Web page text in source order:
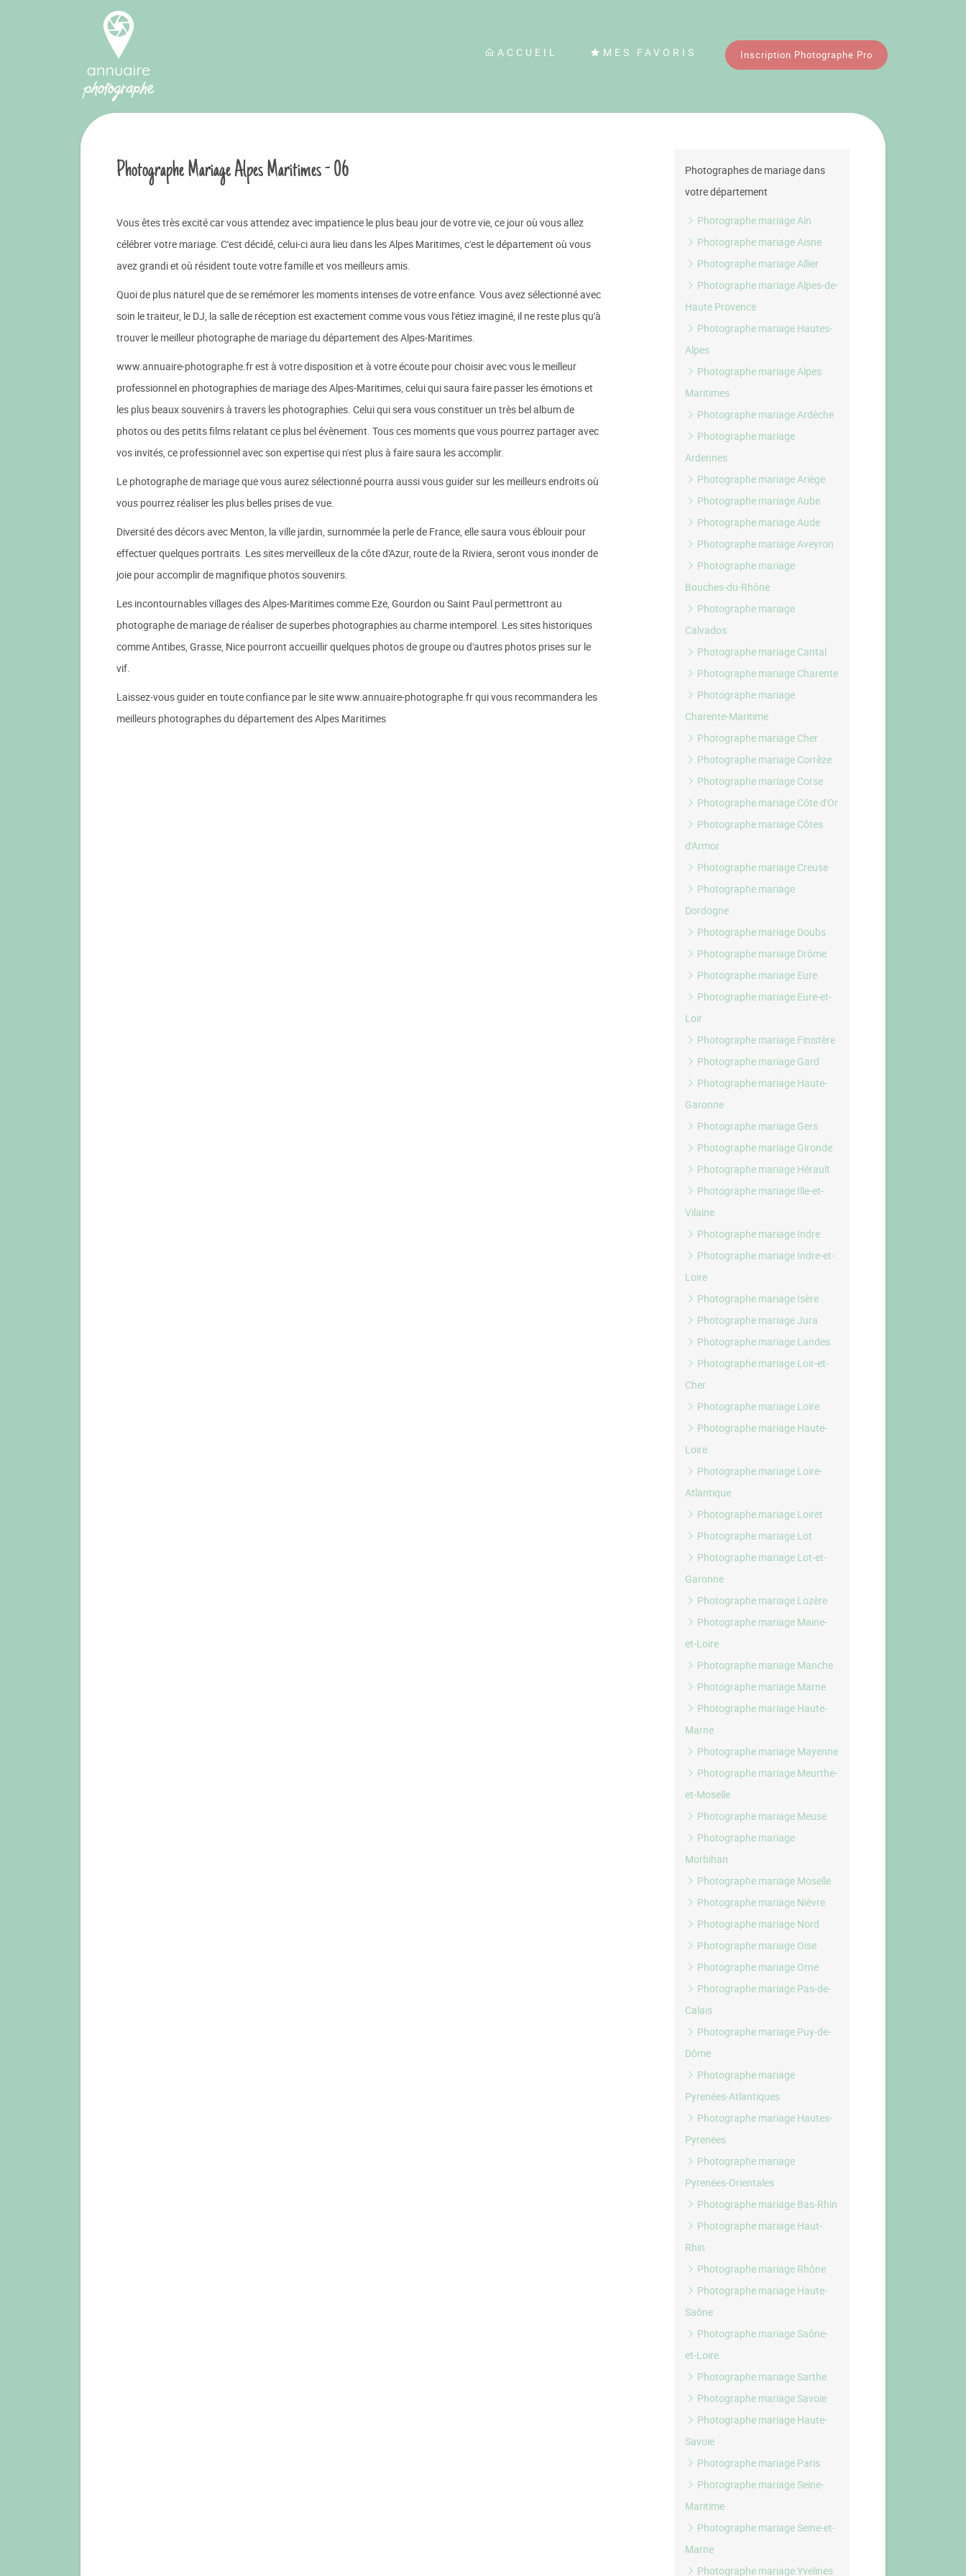
ACCUEIL MES FAVORIS Inscription Photographe Pro
Photographe Mariage Alpes Maritimes - 06
Vous êtes très excité car vous attendez avec impatience le plus beau jour de votre vie, ce jour où vous allez
célébrer votre mariage. C'est décidé, celui-ci aura lieu dans les Alpes Maritimes, c'est le département où vous
avez grandi et où résident toute votre famille et vos meilleurs amis.
Quoi de plus naturel que de se remémorer les moments intenses de votre enfance. Vous avez sélectionné avec
soin le traiteur, le DJ, la salle de réception est exactement comme vous vous l'étiez imaginé, il ne reste plus qu'à
trouver le meilleur photographe de mariage du département des Alpes-Maritimes.
www.annuaire-photographe.fr est à votre disposition et à votre écoute pour choisir avec vous le meilleur
professionnel en photographies de mariage des Alpes-Maritimes, celui qui saura faire passer les émotions et
les plus beaux souvenirs à travers les photographies. Celui qui sera vous constituer un très bel album de
photos ou des petits films relatant ce plus bel évènement. Tous ces moments que vous pourrez partager avec
vos invités, ce professionnel avec son expertise qui n'est plus à faire saura les accomplir.
Le photographe de mariage que vous aurez sélectionné pourra aussi vous guider sur les meilleurs endroits où
vous pourrez réaliser les plus belles prises de vue.
Diversité des décors avec Menton, la ville jardin, surnommée la perle de France, elle saura vous éblouir pour
effectuer quelques portraits. Les sites merveilleux de la côte d'Azur, route de la Riviera, seront vous inonder de
joie pour accomplir de magnifique photos souvenirs.
Les incontournables villages des Alpes-Maritimes comme Eze, Gourdon ou Saint Paul permettront au
photographe de mariage de réaliser de superbes photographies au charme intemporel. Les sites historiques
comme Antibes, Grasse, Nice pourront accueillir quelques photos de groupe ou d'autres photos prises sur le
vif.
Laissez-vous guider en toute confiance par le site www.annuaire-photographe.fr qui vous recommandera les
meilleurs photographes du département des Alpes Maritimes
Photographes de mariage dans
votre département
Photographe mariage Ain
Photographe mariage Aisne
Photographe mariage Allier
Photographe mariage Alpes-de-
Haute Provence
Photographe mariage Hautes-
Alpes
Photographe mariage Alpes
Maritimes
Photographe mariage Ardèche
Photographe mariage
Ardennes
Photographe mariage Ariège
Photographe mariage Aube
Photographe mariage Aude
Photographe mariage Aveyron
Photographe mariage
Bouches-du-Rhône
Photographe mariage
Calvados
Photographe mariage Cantal
Photographe mariage Charente
Photographe mariage
Charente-Maritime
Photographe mariage Cher
Photographe mariage Corrèze
Photographe mariage Corse
Photographe mariage Côte d'Or
Photographe mariage Côtes
d'Armor
Photographe mariage Creuse
Photographe mariage
Dordogne
Photographe mariage Doubs
Photographe mariage Drôme
Photographe mariage Eure
Photographe mariage Eure-et-
Loir
Photographe mariage Finistère
Photographe mariage Gard
Photographe mariage Haute-
Garonne
Photographe mariage Gers
Photographe mariage Gironde
Photographe mariage Hérault
Photographe mariage Ille-et-
Vilaine
Photographe mariage Indre
Photographe mariage Indre-et-
Loire
Photographe mariage Isère
Photographe mariage Jura
Photographe mariage Landes
Photographe mariage Loir-et-
Cher
Photographe mariage Loire
Photographe mariage Haute-
Loire
Photographe mariage Loire-
Atlantique
Photographe mariage Loiret
Photographe mariage Lot
Photographe mariage Lot-et-
Garonne
Photographe mariage Lozère
Photographe mariage Maine-
et-Loire
Photographe mariage Manche
Photographe mariage Marne
Photographe mariage Haute-
Marne
Photographe mariage Mayenne
Photographe mariage Meurthe-
et-Moselle
Photographe mariage Meuse
Photographe mariage
Morbihan
Photographe mariage Moselle
Photographe mariage Nièvre
Photographe mariage Nord
Photographe mariage Oise
Photographe mariage Orne
Photographe mariage Pas-de-
Calais
Photographe mariage Puy-de-
Dôme
Photographe mariage
Pyrenées-Atlantiques
Photographe mariage Hautes-
Pyrenées
Photographe mariage
Pyrenées-Orientales
Photographe mariage Bas-Rhin
Photographe mariage Haut-
Rhin
Photographe mariage Rhône
Photographe mariage Haute-
Saône
Photographe mariage Saône-
et-Loire
Photographe mariage Sarthe
Photographe mariage Savoie
Photographe mariage Haute-
Savoie
Photographe mariage Paris
Photographe mariage Seine-
Maritime
Photographe mariage Seine-et-
Marne
Photographe mariage Yvelines